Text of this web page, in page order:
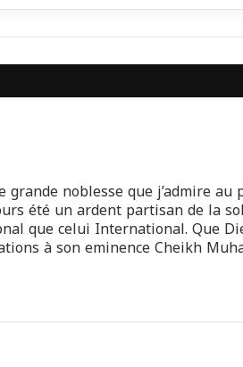
grande noblesse que j’admire
été un ardent partisan de la
que celui International. Que
à son eminence Cheikh